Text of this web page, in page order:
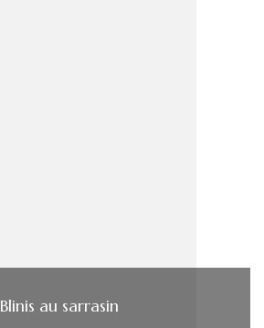
Blinis au sarrasin